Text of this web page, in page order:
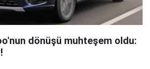
dönüşü muhteşem oldu: